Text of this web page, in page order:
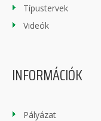
Típustervek
Videók
INFORMÁCIÓK
Pályázat